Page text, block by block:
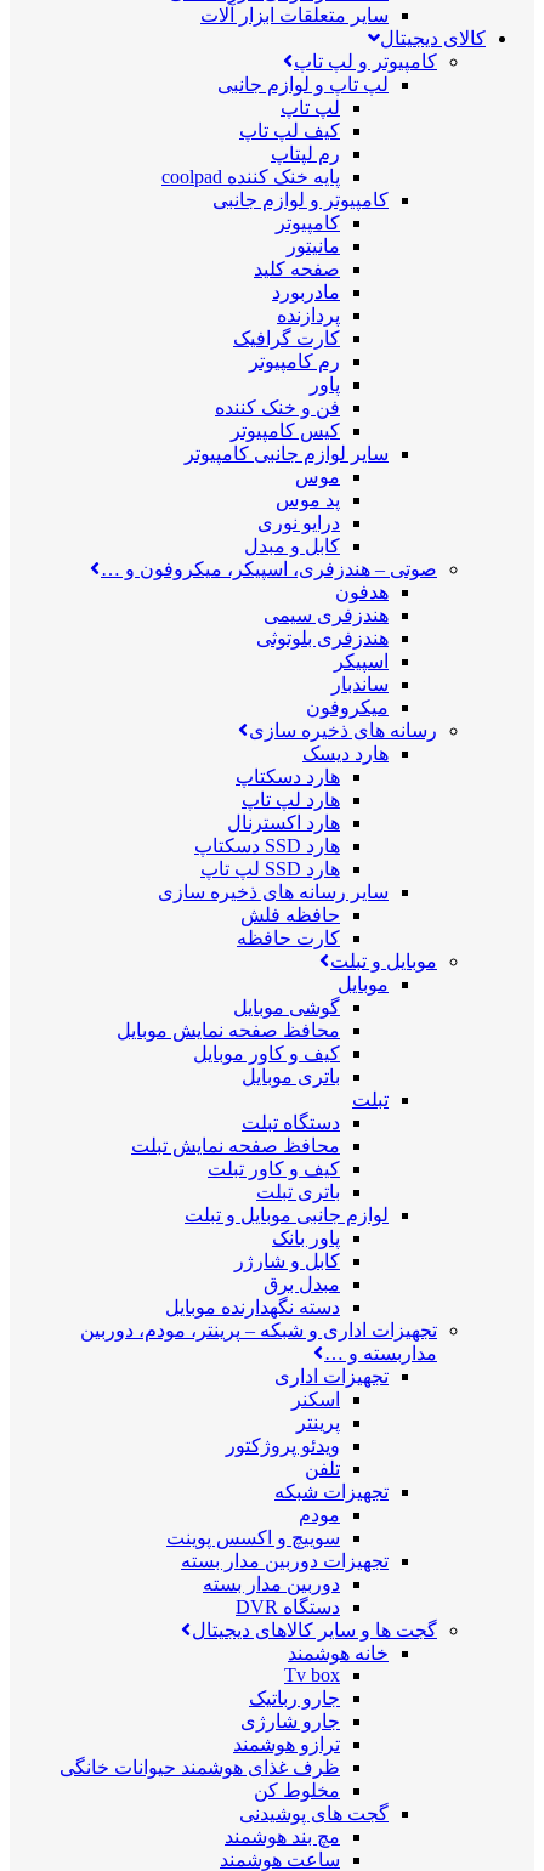
سایر متعلقات ابزار آلات
کالای دیجیتال
کامپیوتر و لپ تاپ
لپ تاپ و لوازم جانبی
لپ تاپ
کیف لپ تاپ
رم لپتاپ
پایه خنک کننده coolpad
کامپیوتر و لوازم جانبی
کامپیوتر
مانیتور
صفحه کلید
مادربورد
پردازنده
کارت گرافیک
رم کامپیوتر
پاور
فن و خنک کننده
کیس کامپیوتر
سایر لوازم جانبی کامپیوتر
موس
پد موس
درایو نوری
کابل و مبدل
صوتی – هندزفری، اسپیکر، میکروفون و …
هدفون
هندزفری سیمی
هندزفری بلوتوثی
اسپیکر
ساندبار
میکروفون
رسانه های ذخیره سازی
هارد دیسک
هارد دسکتاپ
هارد لپ تاپ
هارد اکسترنال
هارد SSD دسکتاپ
هارد SSD لپ تاپ
سایر رسانه های ذخیره سازی
حافظه فلش
کارت حافظه
موبایل و تبلت
موبایل
گوشی موبایل
محافظ صفحه نمایش موبایل
کیف و کاور موبایل
باتری موبایل
تبلت
دستگاه تبلت
محافظ صفحه نمایش تبلت
کیف و کاور تبلت
باتری تبلت
لوازم جانبی موبایل و تبلت
پاور بانک
کابل و شارژر
مبدل برق
دسته نگهدارنده موبایل
تجهیزات اداری و شبکه – پرینتر، مودم، دوربین
مداربسته و …
تجهیزات اداری
اسکنر
پرینتر
ویدئو پروژکتور
تلفن
تجهیزات شبکه
مودم
سوییچ و اکسس پوینت
تجهیزات دوربین مدار بسته
دوربین مدار بسته
دستگاه DVR
گجت ها و سایر کالاهای دیجیتال
خانه هوشمند
Tv box
جارو رباتیک
جارو شارژی
ترازو هوشمند
ظرف غذای هوشمند حیوانات خانگی
مخلوط کن
گجت های پوشیدنی
مچ بند هوشمند
ساعت هوشمند